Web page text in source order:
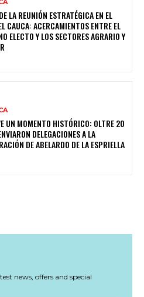
LA REUNIÓN ESTRATÉGICA EN EL
CAUCA: ACERCAMIENTOS ENTRE EL
ELECTO Y LOS SECTORES AGRARIO Y
UN MOMENTO HISTÓRICO: OLTRE 20
DELEGACIONES A LA
DE ABELARDO DE LA ESPRIELLA
news, offers and special